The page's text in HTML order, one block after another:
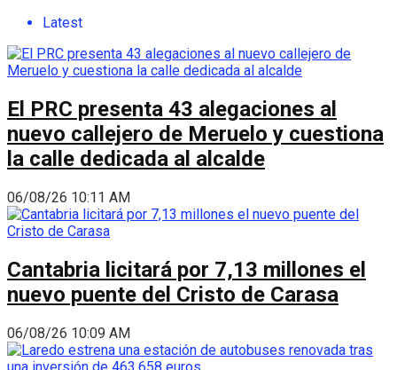
Latest
El PRC presenta 43 alegaciones al
nuevo callejero de Meruelo y cuestiona
la calle dedicada al alcalde
06/08/26 10:11 AM
Cantabria licitará por 7,13 millones el
nuevo puente del Cristo de Carasa
06/08/26 10:09 AM